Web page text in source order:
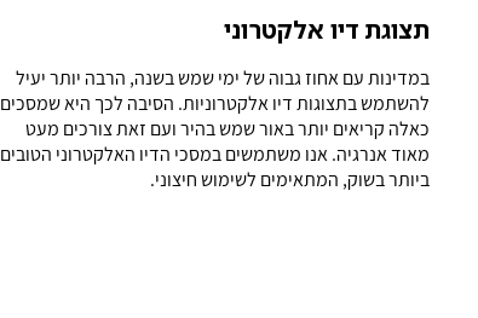
תצוגת דיו אלקטרוני
במדינות עם אחוז גבוה של ימי שמש בשנה, הרבה יותר יעיל
להשתמש בתצוגות דיו אלקטרוניות. הסיבה לכך היא שמסכים
כאלה קריאים יותר באור שמש בהיר ועם זאת צורכים מעט
מאוד אנרגיה. אנו משתמשים במסכי הדיו האלקטרוני הטובים
ביותר בשוק, המתאימים לשימוש חיצוני.